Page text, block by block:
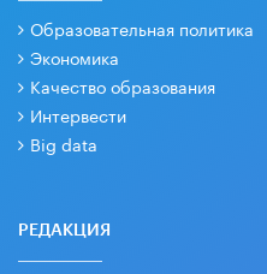
Образовательная политика
Экономика
Качество образования
Интервести
Big data
РЕДАКЦИЯ